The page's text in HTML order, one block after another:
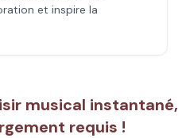
et inspire la
musical instantané,
requis !